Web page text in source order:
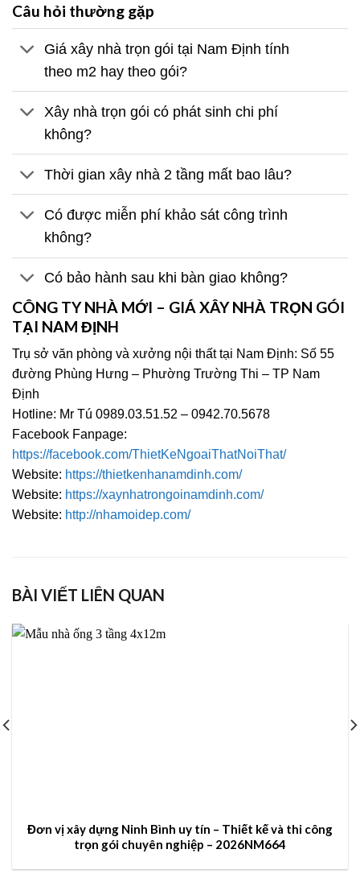
Câu hỏi thường gặp
Giá xây nhà trọn gói tại Nam Định tính
theo m2 hay theo gói?
Xây nhà trọn gói có phát sinh chi phí
không?
Thời gian xây nhà 2 tầng mất bao lâu?
Có được miễn phí khảo sát công trình
không?
Có bảo hành sau khi bàn giao không?
CÔNG TY NHÀ MỚI – GIÁ XÂY NHÀ TRỌN GÓI
TẠI NAM ĐỊNH
Trụ sở văn phòng và xưởng nội thất tại Nam Định: Số 55
đường Phùng Hưng – Phường Trường Thi – TP Nam
Định
Hotline: Mr Tú 0989.03.51.52 – 0942.70.5678
Facebook Fanpage:
https://facebook.com/ThietKeNgoaiThatNoiThat/
Website: https://thietkenhanamdinh.com/
Website: https://xaynhatrongoinamdinh.com/
Website: http://nhamoidep.com/
BÀI VIẾT LIÊN QUAN
Đơn vị xây dựng Ninh Bình uy tín – Thiết kế và thi công
trọn gói chuyên nghiệp – 2026NM664